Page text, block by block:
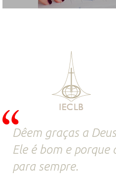
Dêem graças a
Ele é bom e porque
para sempre.